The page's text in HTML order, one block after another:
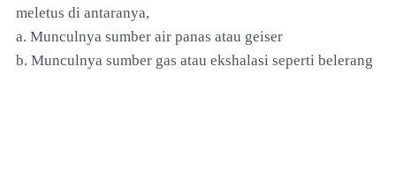
meletus di antaranya,
a. Munculnya sumber air panas atau geiser
b. Munculnya sumber gas atau ekshalasi seperti belerang